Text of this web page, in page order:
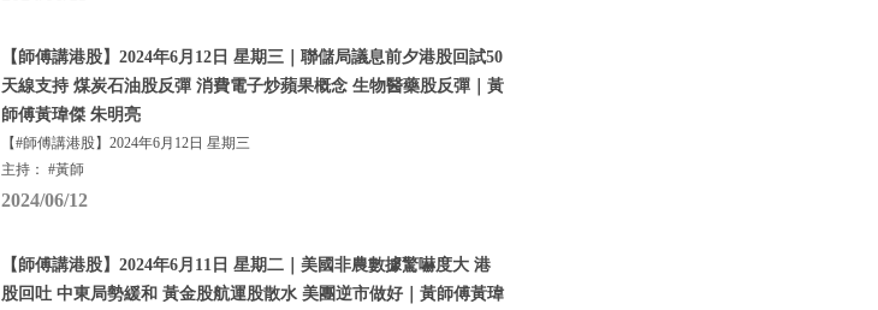
【師傅講港股】2024年6月12日 星期三｜聯儲局議息前夕港股回試50
天線支持 煤炭石油股反彈 消費電子炒蘋果概念 生物醫藥股反彈｜黃
師傅黃瑋傑 朱明亮
【#師傅講港股】2024年6月12日 星期三
主持： #黃師
2024/06/12
【師傅講港股】2024年6月11日 星期二｜美國非農數據驚嚇度大 港
股回吐 中東局勢緩和 黃金股航運股散水 美團逆市做好｜黃師傅黃瑋